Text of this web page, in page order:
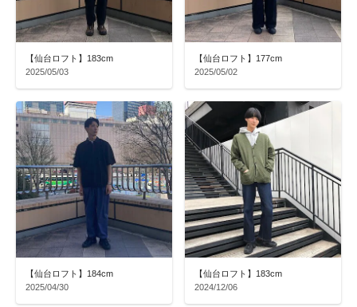
【仙台ロフト】183cm
2025/05/03
【仙台ロフト】177cm
2025/05/02
【仙台ロフト】184cm
2025/04/30
【仙台ロフト】183cm
2024/12/06